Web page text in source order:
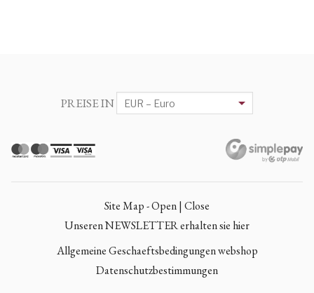
PREISE IN
Site Map - Open | Close
Unseren NEWSLETTER erhalten sie hier
Allgemeine Geschaeftsbedingungen webshop
Datenschutzbestimmungen